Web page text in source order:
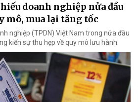
doanh nghiệp nửa đầu
mô, mua lại tăng tốc
nghiệp (TPDN) Việt Nam trong nửa đầu
kiến sự thu hẹp về quy mô lưu hành.